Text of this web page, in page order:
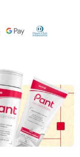
Google PayDiners Club